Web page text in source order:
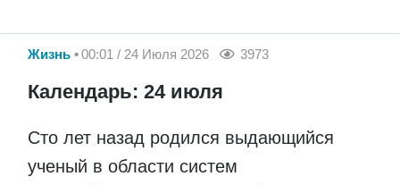
Жизнь 00:01 / 24 Июля 2026 3973
Календарь: 24 июля
Сто лет назад родился выдающийся
ученый в области систем